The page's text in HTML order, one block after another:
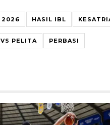
2026 HASIL IBL
PELITA PERBASI